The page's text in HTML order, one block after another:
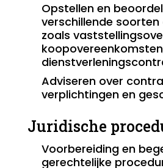
Opstellen en
verschillende
zoals
Adviseren over
verplichtingen en
Juridische
Voorbereiding en
gerechtelijke